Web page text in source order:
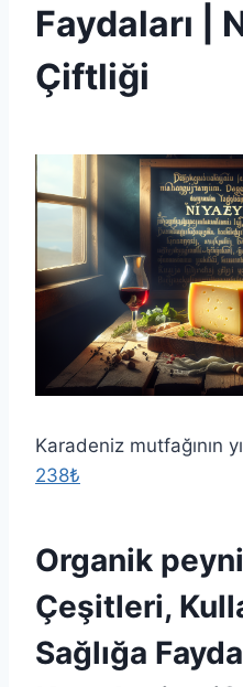
Faydaları |
Çiftliği
Admin
Karadeniz mutfağının
238₺
Organik
Çeşitleri,
Sağlığa